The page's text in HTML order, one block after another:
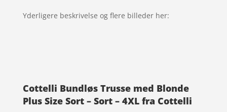
Yderligere beskrivelse og flere billeder her:
Cottelli Bundløs Trusse med Blonde
Plus Size Sort – Sort – 4XL fra Cottelli